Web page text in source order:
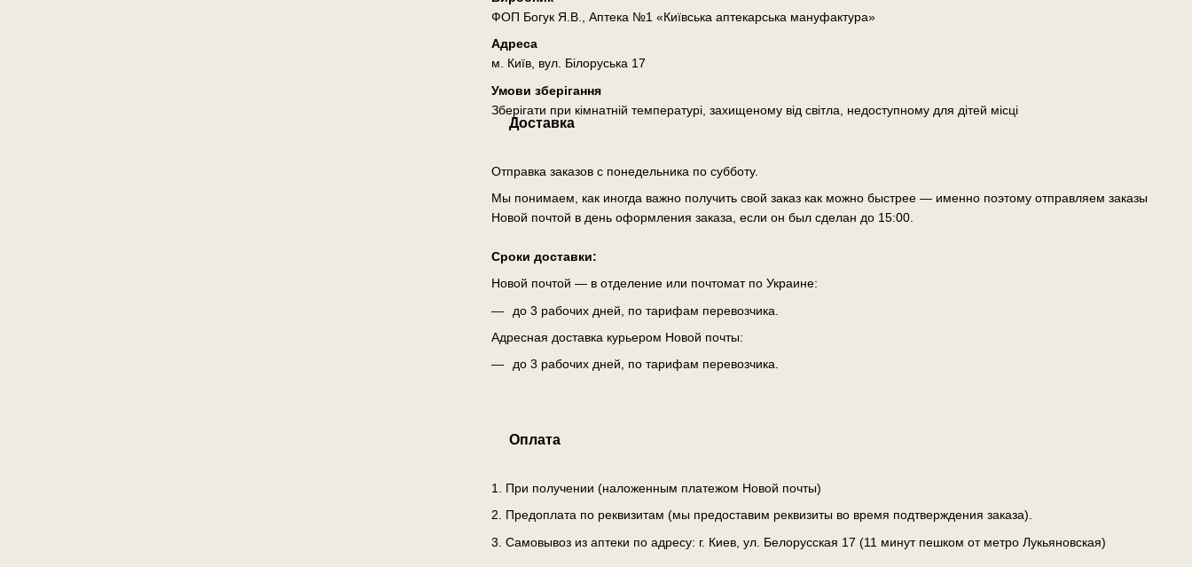
ФОП Богук Я.В., Аптека №1 «Київська аптекарська мануфактура»
Адреса
м. Київ, вул. Білоруська 17
Умови зберігання
Зберігати при кімнатній температурі, захищеному від світла, недоступному для дітей місці
Доставка
Отправка заказов с понедельника по субботу.
Мы понимаем, как иногда важно получить свой заказ как можно быстрее — именно поэтому отправляем заказы
Новой почтой в день оформления заказа, если он был сделан до 15:00.
Сроки доставки:
Новой почтой — в отделение или почтомат по Украине:
до 3 рабочих дней, по тарифам перевозчика.
Адресная доставка курьером Новой почты:
до 3 рабочих дней, по тарифам перевозчика.
Оплата
1. При получении (наложенным платежом Новой почты)
2. Предоплата по реквизитам (мы предоставим реквизиты во время подтверждения заказа).
3. Самовывоз из аптеки по адресу: г. Киев, ул. Белорусская 17 (11 минут пешком от метро Лукьяновская)